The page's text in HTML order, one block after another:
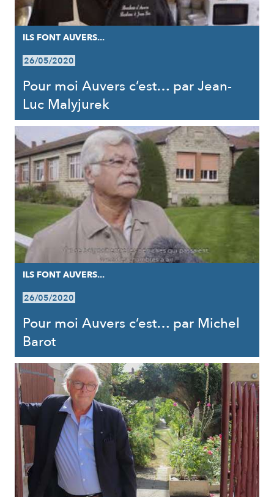
ILS FONT AUVERS...
26/05/2020
Pour moi Auvers c’est… par Jean-
Luc Malyjurek
ILS FONT AUVERS...
26/05/2020
Pour moi Auvers c’est… par Michel
Barot